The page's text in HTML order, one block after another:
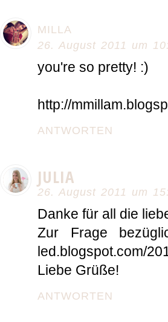
MILLA
26. August 2011 um
you're so pretty! :)
http://
ANTWORTEN
JULIA
26. August 2011 um
Danke für all die
Zur Frage
led.blogspot.com/
Liebe Grüße!
ANTWORTEN